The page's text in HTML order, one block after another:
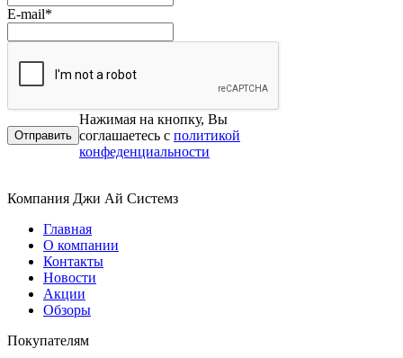
E-mail*
Нажимая на кнопку, Вы
соглашаетесь с политикой
конфеденциальности
Компания Джи Ай Системз
Главная
О компании
Контакты
Новости
Акции
Обзоры
Покупателям